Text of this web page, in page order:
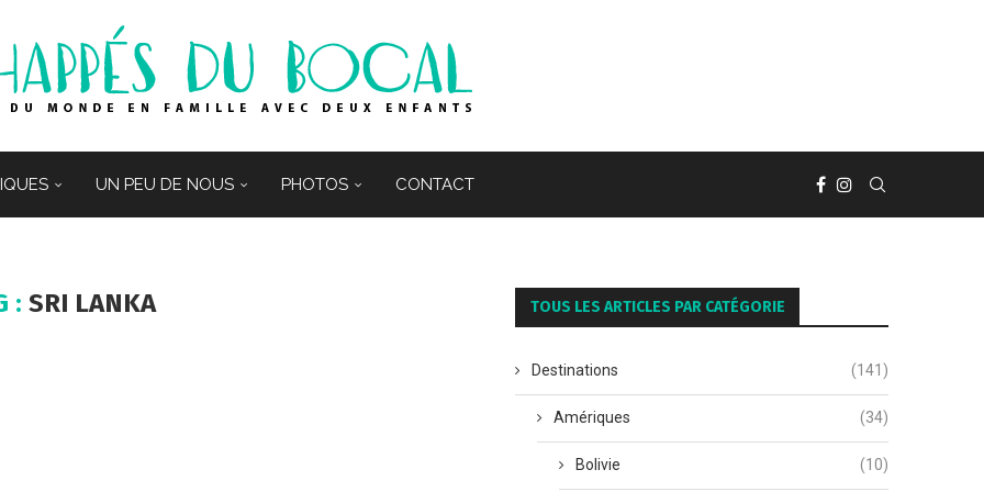
UN PEU DE NOUS PHOTOS CONTACT
: SRI LANKA TOUS LES ARTICLES PAR CATÉGORIE
Destinations (141)
Amériques (34)
Bolivie (10)